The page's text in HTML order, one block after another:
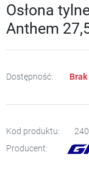
Osłona
Anthem
Dostępność:
Kod produktu:
Producent: